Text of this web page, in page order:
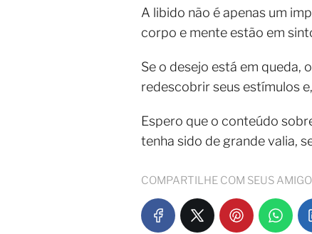
A libido não é apenas um
corpo e mente estão em
Se o desejo está em queda,
redescobrir seus estímulos
Espero que o conteúdo
tenha sido de grande valia,
COMPARTILHE COM SEUS